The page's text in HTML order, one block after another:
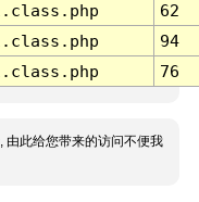
62
94
76
由此给您带来的访问不便我